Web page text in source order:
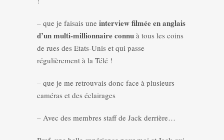
– que je faisais une interview filmée en anglais
d’un multi-millionnaire connu à tous les coins
de rues des Etats-Unis et qui passe
régulièrement à la Télé !
– que je me retrouvais donc face à plusieurs
caméras et des éclairages
– Avec des membres staff de Jack derrière…